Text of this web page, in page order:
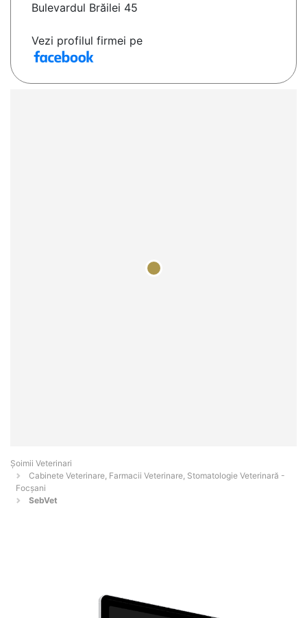
Bulevardul Brăilei 45
Vezi profilul firmei pe
Șoimii Veterinari
Cabinete Veterinare, Farmacii Veterinare, Stomatologie Veterinară -
Focşani
SebVet